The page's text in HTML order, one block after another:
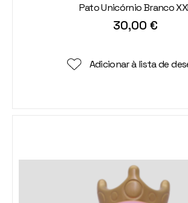
Pato Unicórnio Branco
30,00 €
Adicionar à lista de